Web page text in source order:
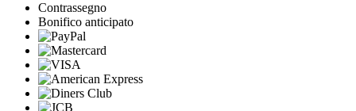
Contrassegno
Bonifico anticipato